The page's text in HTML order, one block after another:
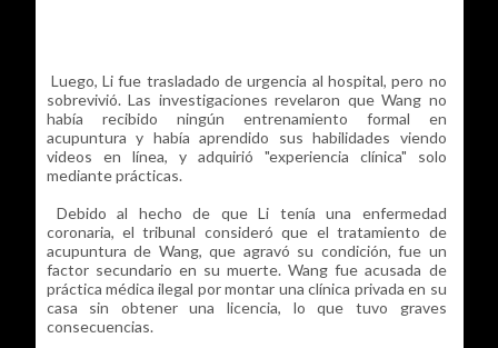
Luego, Li fue trasladado de urgencia al hospital, pero no
sobrevivió. Las investigaciones revelaron que Wang no
había recibido ningún entrenamiento formal en
acupuntura y había aprendido sus habilidades viendo
videos en línea, y adquirió "experiencia clínica" solo
mediante prácticas.
Debido al hecho de que Li tenía una enfermedad
coronaria, el tribunal consideró que el tratamiento de
acupuntura de Wang, que agravó su condición, fue un
factor secundario en su muerte. Wang fue acusada de
práctica médica ilegal por montar una clínica privada en su
casa sin obtener una licencia, lo que tuvo graves
consecuencias.